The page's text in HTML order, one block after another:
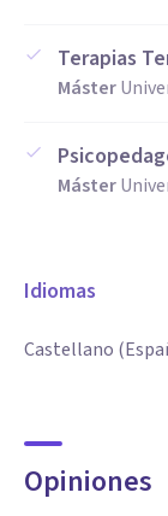
Terapias
Máster
Máster
Idiomas
Castellano
Opiniones